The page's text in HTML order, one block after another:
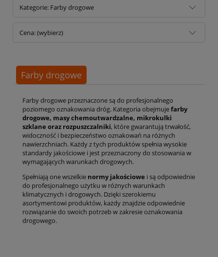
Kategorie: Farby drogowe
Cena: (wybierz)
Farby drogowe
Farby drogowe przeznaczone są do profesjonalnego
poziomego oznakowania dróg. Kategoria obejmujefarby
drogowe, masy chemoutwardzalne, mikrokulki
szklane oraz rozpuszczalniki, które gwarantują trwałość,
widoczność i bezpieczeństwo oznakowań na różnych
nawierzchniach. Każdy z tych produktów spełnia wysokie
standardy jakościowe i jest przeznaczony do stosowania w
wymagających warunkach drogowych.
Spełniają one wszelkie normy jakościowe i są odpowiednie
do profesjonalnego użytku w różnych warunkach
klimatycznych i drogowych. Dzięki szerokiemu
asortymentowi produktów, każdy znajdzie odpowiednie
rozwiązanie do swoich potrzeb w zakresie oznakowania
drogowego.